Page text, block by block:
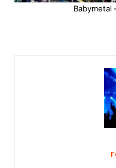
Babymetal